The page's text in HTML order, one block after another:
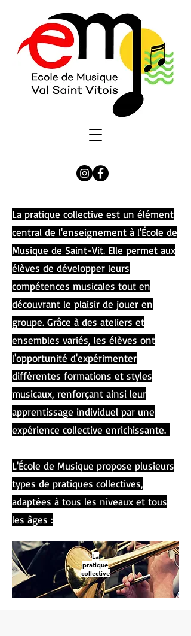
La pratique collective est un élément
central de l'enseignement à l'École de
Musique de Saint-Vit. Elle permet aux
élèves de développer leurs
compétences musicales tout en
découvrant le plaisir de jouer en
groupe. Grâce à des ateliers et
ensembles variés, les élèves ont
l'opportunité d'expérimenter
différentes formations et styles
musicaux, renforçant ainsi leur
apprentissage individuel par une
expérience collective enrichissante.
L'École de Musique propose plusieurs
types de pratiques collectives,
adaptées à tous les niveaux et tous
les âges :
La
pratique
collective